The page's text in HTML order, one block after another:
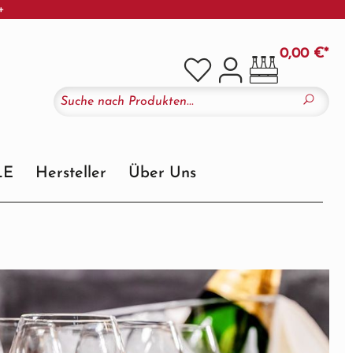
0,00 €*
Hersteller Über Uns